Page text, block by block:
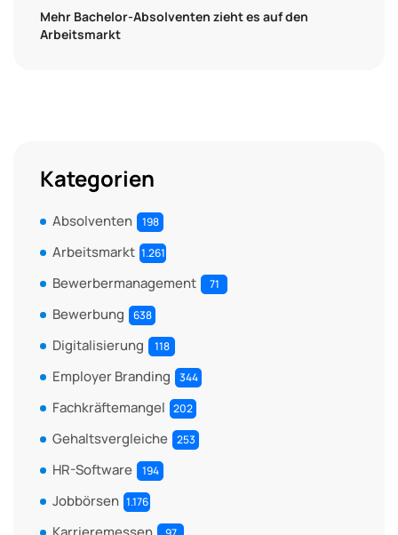
Mehr Bachelor-Absolventen zieht es auf den
Arbeitsmarkt
Kategorien
Absolventen 198
Arbeitsmarkt 1.261
Bewerbermanagement 71
Bewerbung 638
Digitalisierung 118
Employer Branding 344
Fachkräftemangel 202
Gehaltsvergleiche 253
HR-Software 194
Jobbörsen 1.176